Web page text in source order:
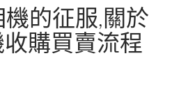
的征服,關於
收購買賣流程